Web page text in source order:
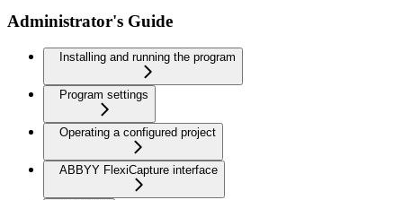
Administrator's Guide
Installing and running the program
Program settings
Operating a configured project
ABBYY FlexiCapture interface